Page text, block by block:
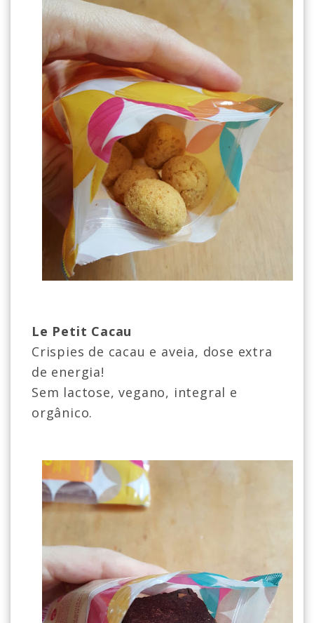
Le Petit Cacau
Crispies de cacau e aveia, dose extra
de energia!
Sem lactose, vegano, integral e
orgânico.